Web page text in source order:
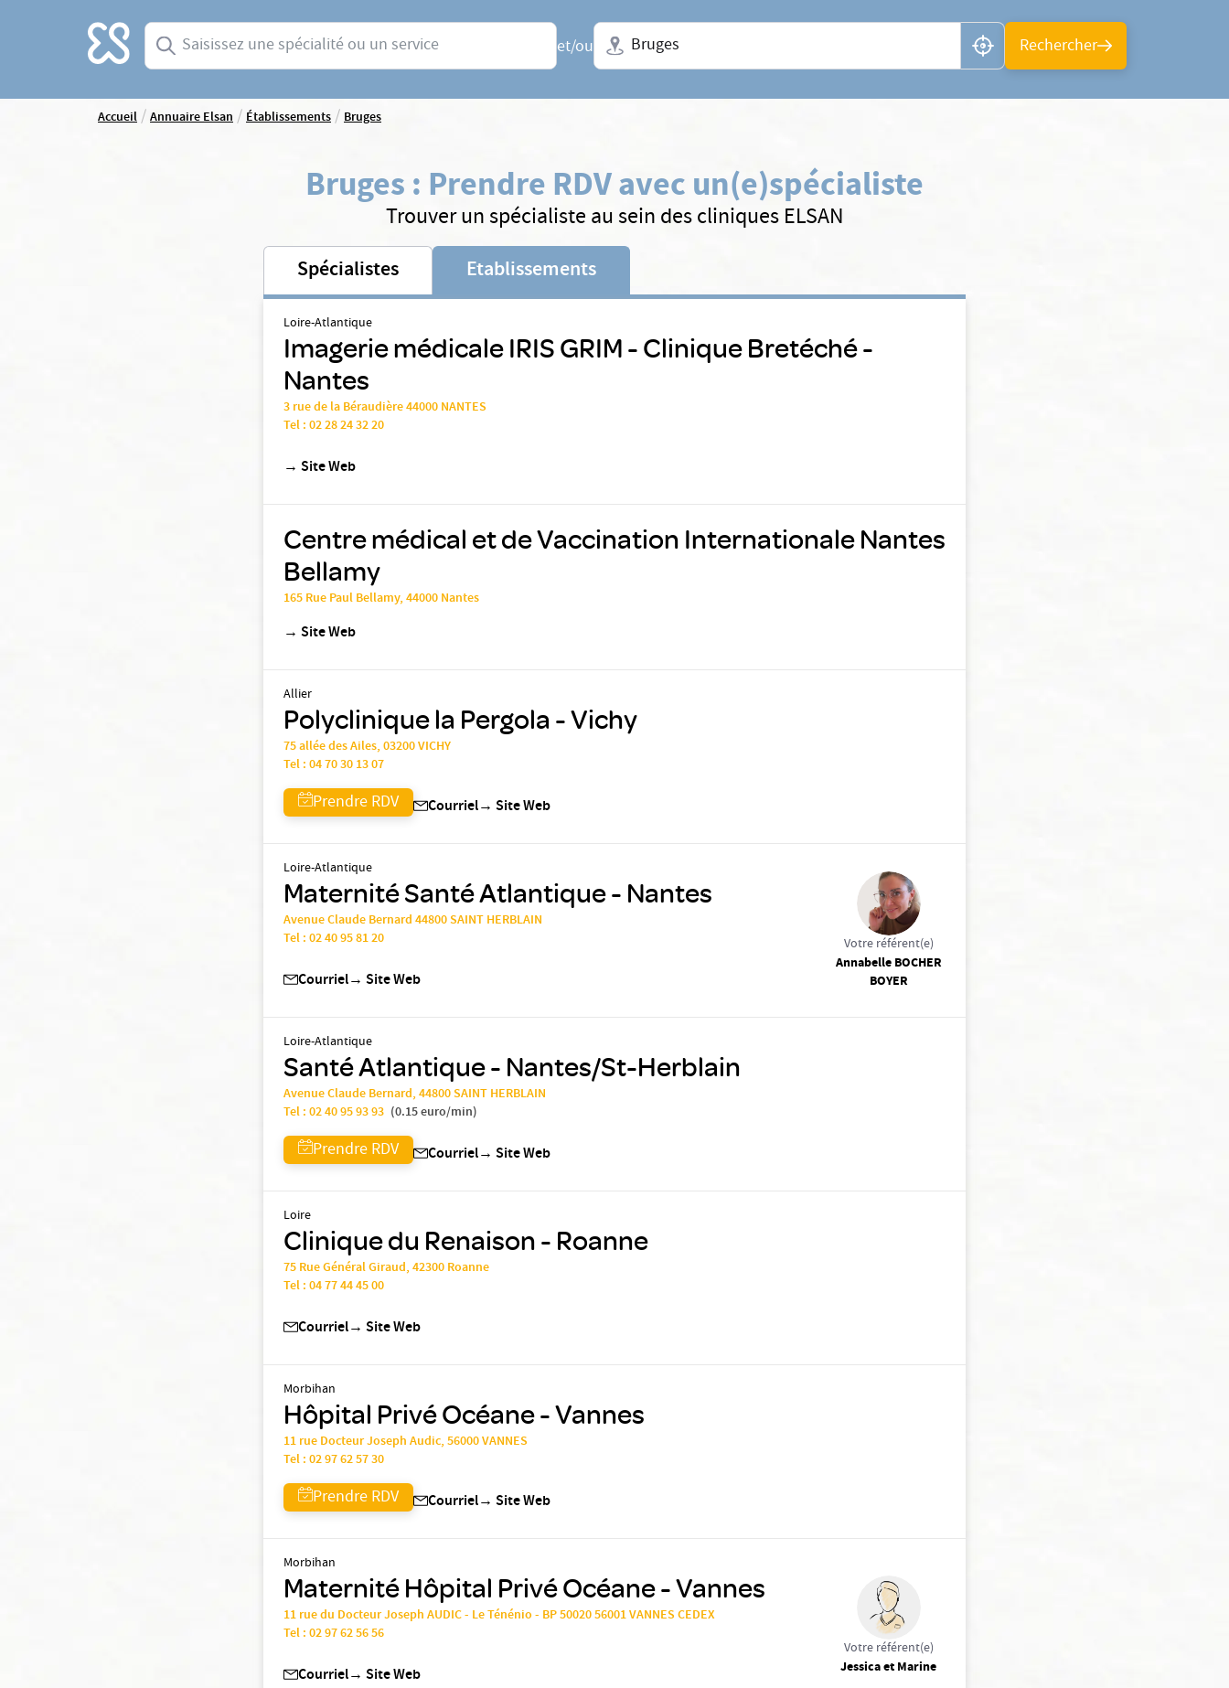
Accueil Saisissez une spécialité ou un service
et/ou
Ville + N° de département, région ou CP
Rechercher
Accueil/Annuaire Elsan/Établissements/Bruges
Bruges : Prendre RDV avec un(e)spécialiste
Trouver un spécialiste au sein des cliniques ELSAN
Spécialistes Etablissements
Loire-Atlantique
Imagerie médicale IRIS GRIM - Clinique Bretéché -
Nantes
3 rue de la Béraudière 44000 NANTES
Tel :02 28 24 32 20
→ Site Web
Centre médical et de Vaccination Internationale Nantes
Bellamy
165 Rue Paul Bellamy, 44000 Nantes
→ Site Web
Allier
Polyclinique la Pergola - Vichy
75 allée des Ailes, 03200 VICHY
Tel :04 70 30 13 07
Prendre RDV Courriel→ Site Web
Loire-Atlantique
Maternité Santé Atlantique - Nantes
Avenue Claude Bernard 44800 SAINT HERBLAIN
Tel :02 40 95 81 20
Courriel→ Site Web
Votre référent(e)
Annabelle BOCHER
BOYER
Loire-Atlantique
Santé Atlantique - Nantes/St-Herblain
Avenue Claude Bernard, 44800 SAINT HERBLAIN
Tel :02 40 95 93 93 (0.15 euro/min)
Prendre RDV Courriel→ Site Web
Loire
Clinique du Renaison - Roanne
75 Rue Général Giraud, 42300 Roanne
Tel :04 77 44 45 00
Courriel→ Site Web
Morbihan
Hôpital Privé Océane - Vannes
11 rue Docteur Joseph Audic, 56000 VANNES
Tel :02 97 62 57 30
Prendre RDV Courriel→ Site Web
Morbihan
Maternité Hôpital Privé Océane - Vannes
11 rue du Docteur Joseph AUDIC - Le Ténénio - BP 50020 56001 VANNES CEDEX
Tel :02 97 62 56 56
Courriel→ Site Web
Votre référent(e)
Jessica et Marine